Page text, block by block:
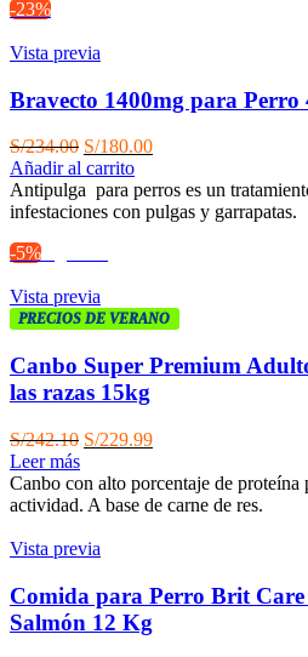
-23%
Vista previa
Bravecto 1400mg para Perro
S/234.00 El
precio
original
era:
S/180.00El
actual
es:
Añadir al carrito
Antipulga para perros es un
infestaciones con pulgas y garrapatas.
-5%
Vista previa
PRECIOS DE VERANO
Canbo Super Premium
las razas 15kg
S/242.10 El
original
era:
S/229.99El
actual
es:
Leer más
Canbo con alto porcentaje de proteína
actividad. A base de carne de res.
Vista previa
Comida para Perro Brit
Salmón 12 Kg